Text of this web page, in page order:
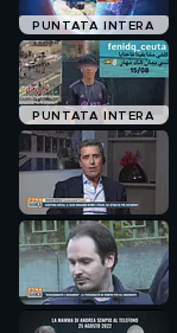
PUNTATA INTERA
PUNTATA INTERA